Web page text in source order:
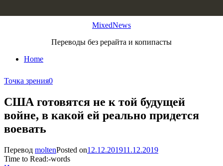
MixedNews
Переводы без рерайта и копипасты
Home
Точка зрения0
США готовятся не к той будущей
войне, в какой ей реально придется
воевать
Перевод moltenPosted on12.12.201911.12.2019
Time to Read:-words